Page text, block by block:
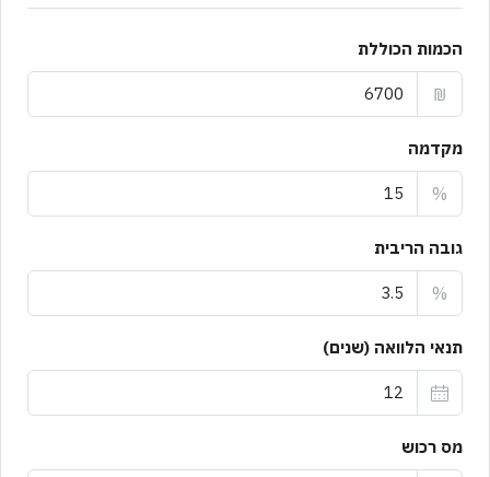
הכמות הכוללת
₪
מקדמה
%
גובה הריבית
%
תנאי הלוואה (שנים)
מס רכוש